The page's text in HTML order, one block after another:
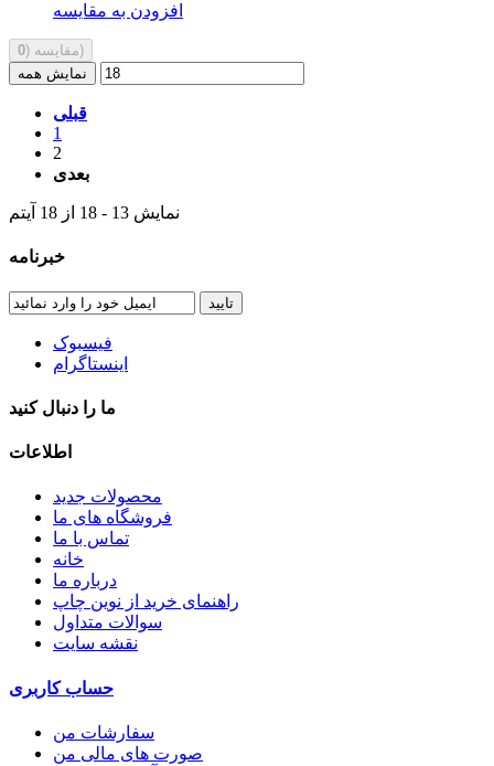
افزودن به مقایسه
مقایسه (0
)
نمایش همه
قبلی
1
2
بعدی
نمایش 13 - 18 از 18 آیتم
خبرنامه
تایید
فیسبوک
اینستاگرام
ما را دنبال کنید
اطلاعات
محصولات جدید
فروشگاه های ما
تماس با ما
خانه
درباره ما
راهنمای خرید از نوین چاپ
سوالات متداول
نقشه سایت
حساب کاربری
سفارشات من
صورت های مالی من